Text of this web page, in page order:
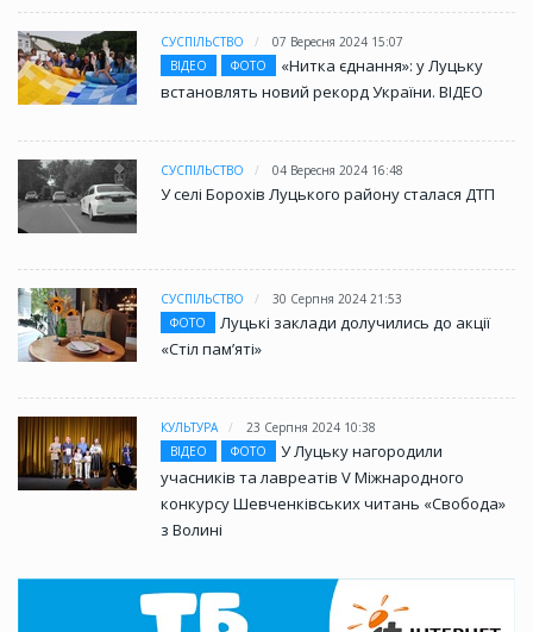
СУСПІЛЬСТВО
07 Вересня 2024 15:07
ВІДЕО
ФОТО
«Нитка єднання»: у Луцьку
встановлять новий рекорд України. ВІДЕО
СУСПІЛЬСТВО 04 Вересня 2024 16:48
У селі Борохів Луцького району сталася ДТП
СУСПІЛЬСТВО
30 Серпня 2024 21:53
ФОТО
Луцькі заклади долучились до акції
«Стіл памʼяті»
КУЛЬТУРА
23 Серпня 2024 10:38
ВІДЕО
ФОТО
У Луцьку нагородили
учасників та лавреатів V Міжнародного
конкурсу Шевченківських читань «Свобода»
з Волині